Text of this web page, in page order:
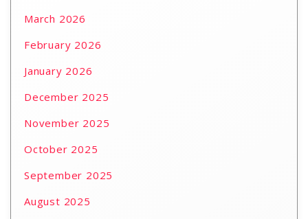
March 2026
February 2026
January 2026
December 2025
November 2025
October 2025
September 2025
August 2025